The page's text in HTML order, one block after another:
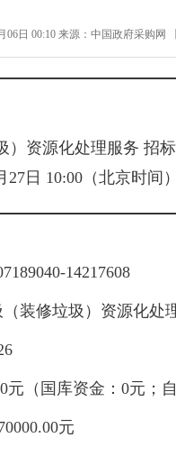
06日 00:10来源： 中国政府采购网
）资源化处理服务 招
27日 10:00 （北京时间
14217608
装修垃圾）资源化处
元 （ 国库资金：0元；
元